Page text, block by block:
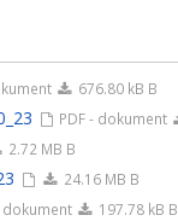
676.80 kB B
PDF - dokument
2.72 MB B
24.16 MB B
dokument 197.78 kB B